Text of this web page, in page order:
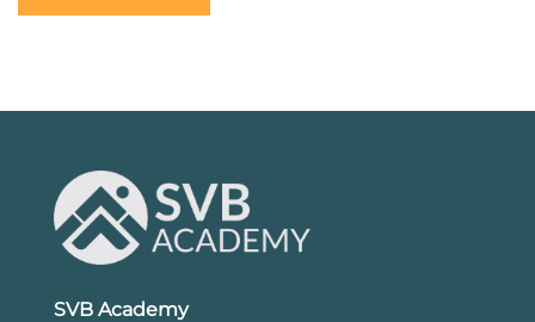
SVB Academy